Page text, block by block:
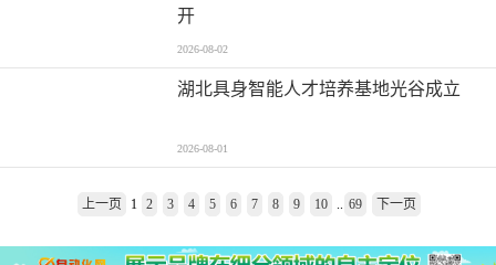
开
2026-08-02
湖北具身智能人才培养基地光谷成立
2026-08-01
上一页 1 2 3 4 5 6 7 8 9 10 69 下一页